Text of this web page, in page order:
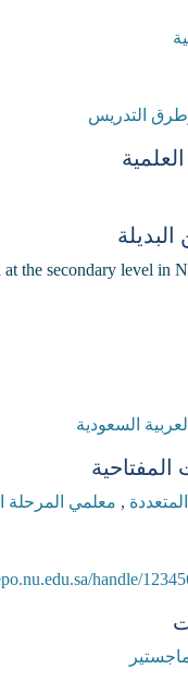
وطرق التدريس
البديلة
the secondary level in
السعودية
المفتاحية
, معلمي المرحلة
handle/